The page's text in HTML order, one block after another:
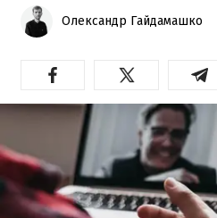
Олександр Гайдамашко